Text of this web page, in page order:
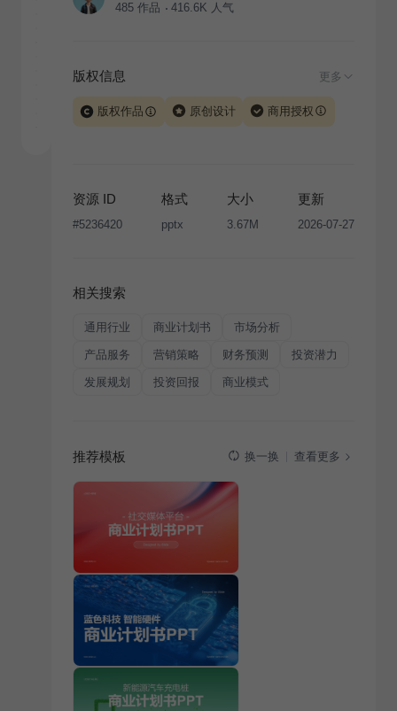
485 作品 416.6K 人气
版权信息 更多
版权作品 原创设计 商用授权
版权声明
条款，禁止任何形式的转让、出售或出租，未
经投权许可任何人不得擅自转载和分发，否则将接照我
资源 ID
#5236420
格式
pptx
大小
3.67M
更新
2026-07-27
相关搜索
通用行业 商业计划书 市场分析
产品服务 营销策略 财务预测 投资潜力
发展规划 投资回报 商业模式
推荐模板 换一换 查看更多